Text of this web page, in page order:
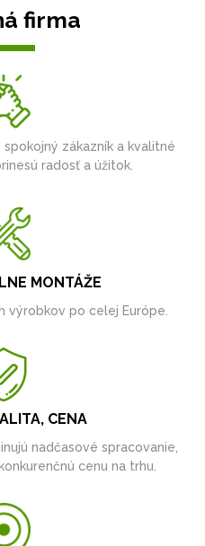
firma
zákazník a kvalitné
radosť a úžitok.
MONTÁŽE
výrobkov po celej Európe.
CENA
nadčasové spracovanie,
cenu na trhu.